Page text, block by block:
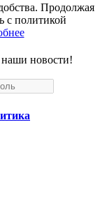
Продолжая
с политикой
наши новости!